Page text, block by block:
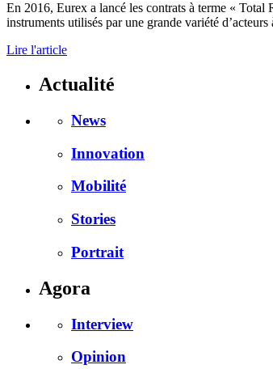
En 2016, Eurex a lancé les contrats à terme « Total
instruments utilisés par une grande variété d’acteurs
Lire l'article
Actualité
News
Innovation
Mobilité
Stories
Portrait
Agora
Interview
Opinion